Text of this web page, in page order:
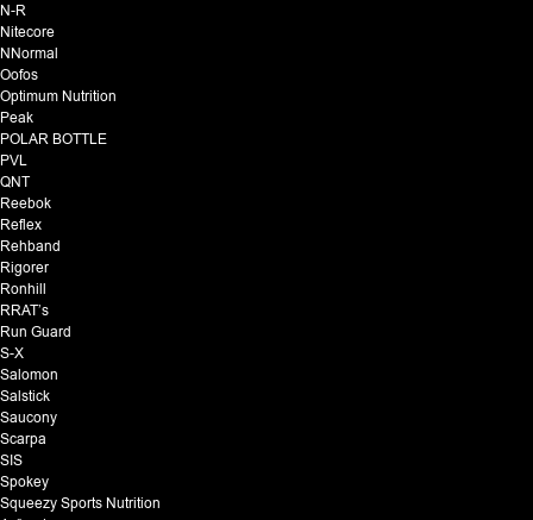
N-R
Nitecore
NNormal
Oofos
Optimum Nutrition
Peak
POLAR BOTTLE
PVL
QNT
Reebok
Reflex
Rehband
Rigorer
Ronhill
RRAT’s
Run Guard
S-X
Salomon
Salstick
Saucony
Scarpa
SIS
Spokey
Squeezy Sports Nutrition